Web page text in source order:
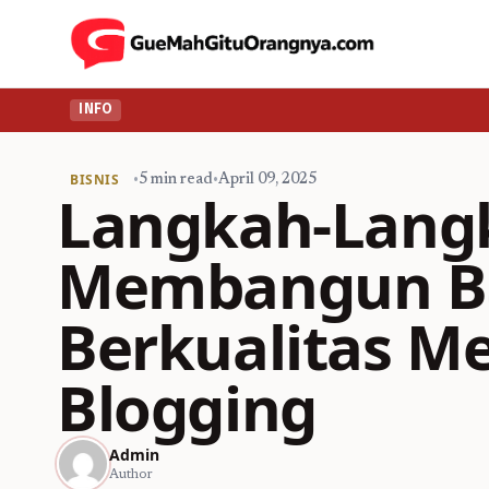
INFO
BISNIS •5 min read•April 09, 2025
Langkah-
Membangun
Berkualitas
Blogging
Admin
Author